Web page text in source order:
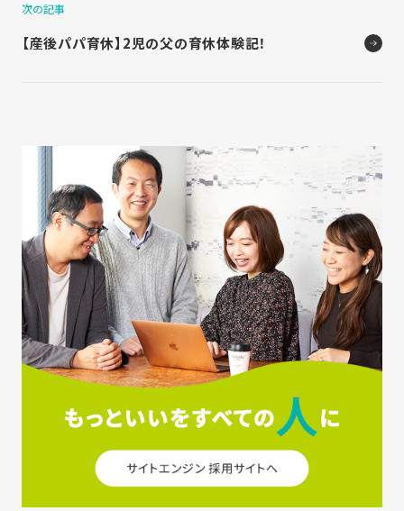
次の記事
【産後パパ育休】2児の父の育休体験記！